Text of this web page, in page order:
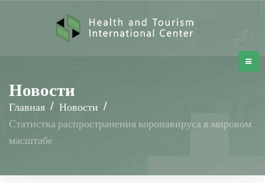
Новости
Главная / Новости /
Статистка распространения коронавируса в мировом
масштабе